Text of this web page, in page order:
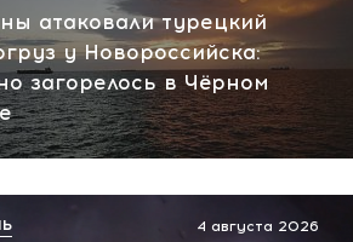
атаковали турецкий
у Новороссийска:
загорелось в Чёрном
4 августа 2026